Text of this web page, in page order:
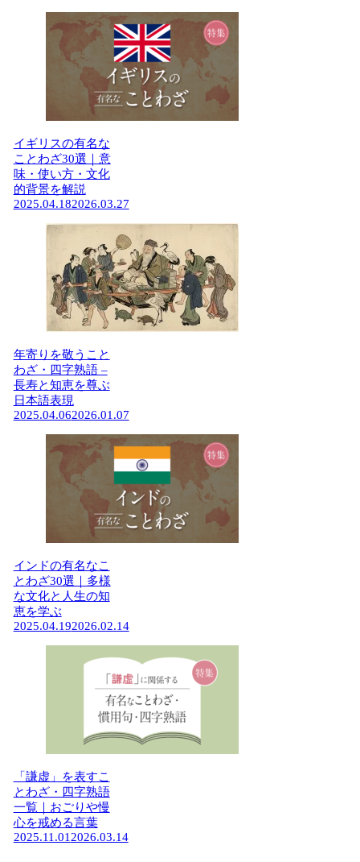
イギリスの有名な
ことわざ30選｜意
味・使い方・文化
的背景を解説
2025.04.182026.03.27
年寄りを敬うこと
わざ・四字熟語 –
長寿と知恵を尊ぶ
日本語表現
2025.04.062026.01.07
インドの有名なこ
とわざ30選｜多様
な文化と人生の知
恵を学ぶ
2025.04.192026.02.14
「謙虚」を表すこ
とわざ・四字熟語
一覧｜おごりや慢
心を戒める言葉
2025.11.01 2026.03.14